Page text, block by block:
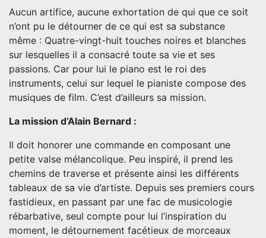
Pro
Musique
Contact
Aucun artifice, aucune exhortation de qui que ce soit
n’ont pu le détourner de ce qui est sa substance
même : Quatre-vingt-huit touches noires et blanches
sur lesquelles il a consacré toute sa vie et ses
passions. Car pour lui le piano est le roi des
instruments, celui sur lequel le pianiste compose des
musiques de film. C’est d’ailleurs sa mission.
La mission d’Alain Bernard :
Il doit honorer une commande en composant une
petite valse mélancolique. Peu inspiré, il prend les
chemins de traverse et présente ainsi les différents
tableaux de sa vie d’artiste. Depuis ses premiers cours
fastidieux, en passant par une fac de musicologie
rébarbative, seul compte pour lui l’inspiration du
moment, le détournement facétieux de morceaux